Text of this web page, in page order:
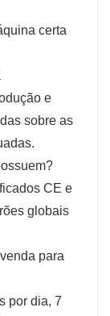
certa
e
sobre as
CE e
globais
para
por dia, 7